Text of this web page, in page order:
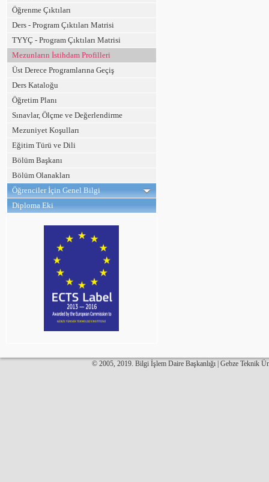
Öğrenme Çıktıları
Ders - Program Çıktıları Matrisi
TYYÇ - Program Çıktıları Matrisi
Mezunların İstihdam Profilleri
Üst Derece Programlarına Geçiş
Ders Kataloğu
Öğretim Planı
Sınavlar, Ölçme ve Değerlendirme
Mezuniyet Koşulları
Eğitim Türü ve Dili
Bölüm Başkanı
Bölüm Olanakları
Öğrenciler İçin Genel Bilgi
Diploma Eki
© 2005, 2019. Bilgi İşlem Daire Başkanlığı | Gebze Teknik